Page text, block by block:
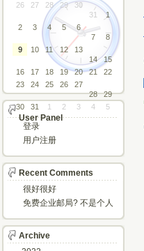
26 27 28 29
30
31
1
2
3 4 5
6
7
8
9
10 11 12
13
14
15
16
17 18 19 20 21
22
23
24 25 26
27
28
29
30
31 1 2 3 4 5
User Panel
登录
用户注册
Recent Comments
很好很好
免费企业邮局? 不是个人
Archive